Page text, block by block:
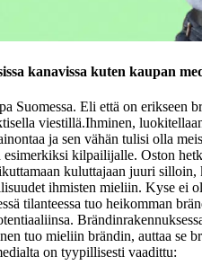
kanavissa kuten kaupan
Suomessa. Eli että on erikseen
viestillä.Ihminen,
ja sen vähän tulisi olla
esimerkiksi kilpailijalle. Oston
kuluttajaan juuri silloin,
ihmisten mieliin. Kyse ei
tilanteessa tuo heikomman
tuo mieliin brändin, auttaa se
on tyypillisesti vaadittu: